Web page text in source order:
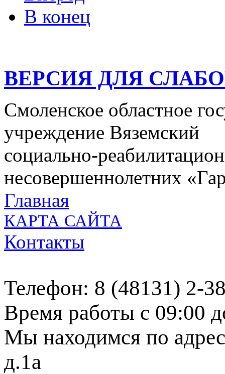
В конец
ВЕРСИЯ ДЛЯ
Смоленское областное
учреждение Вяземский
социально-
несовершеннолетних
Главная
КАРТА САЙТА
Контакты
Телефон: 8 (48131) 2-
Время работы с 09:00
Мы находимся по
д.1а